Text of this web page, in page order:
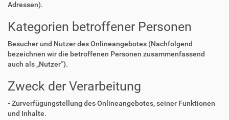
Adressen).
Kategorien betroffener Personen
Besucher und Nutzer des Onlineangebotes (Nachfolgend
bezeichnen wir die betroffenen Personen zusammenfassend
auch als „Nutzer“).
Zweck der Verarbeitung
- Zurverfügungstellung des Onlineangebotes, seiner Funktionen
und Inhalte.